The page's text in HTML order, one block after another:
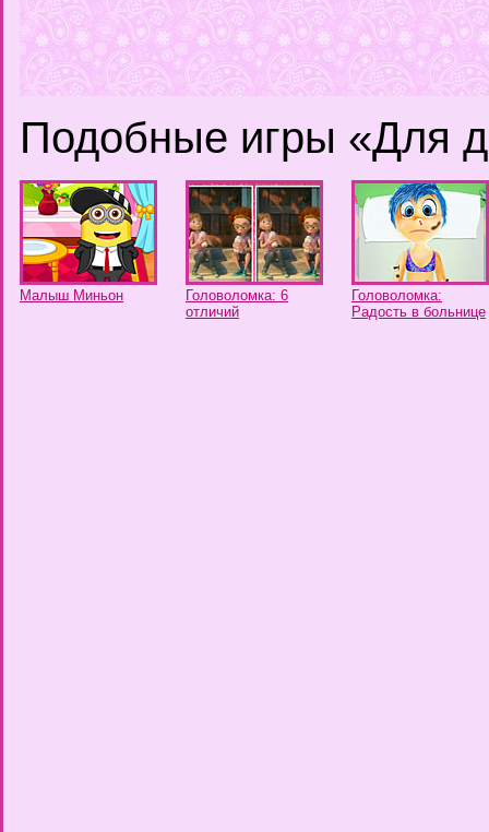
Подобные игры «Для
Малыш Миньон
Головоломка: 6
отличий
Головоломка:
Радость в больнице